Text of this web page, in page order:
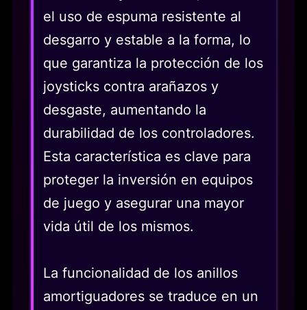
el uso de espuma resistente al
desgarro y estable a la forma, lo
que garantiza la protección de los
joysticks contra arañazos y
desgaste, aumentando la
durabilidad de los controladores.
Esta característica es clave para
proteger la inversión en equipos
de juego y asegurar una mayor
vida útil de los mismos.
La funcionalidad de los anillos
amortiguadores se traduce en un